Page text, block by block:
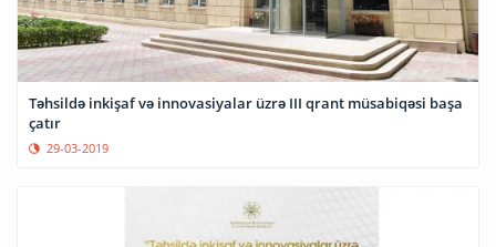
Təhsildə inkişaf və innovasiyalar üzrə III qrant müsabiqəsi başa
çatır
29-03-2019